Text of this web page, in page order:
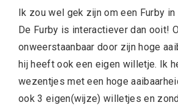
Ik zou wel gek zijn om een Furby
De Furby is interactiever dan ooit!
onweerstaanbaar door zijn hoge
hij heeft ook een eigen willetje. Ik
wezentjes met een hoge
ook 3 eigen(wijze) willetjes en